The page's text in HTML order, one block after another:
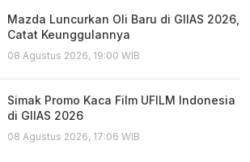
Mazda Luncurkan Oli Baru di GIIAS 2026,
Catat Keunggulannya
08 Agustus 2026, 19:00 WIB
Simak Promo Kaca Film UFILM Indonesia
di GIIAS 2026
08 Agustus 2026, 17:06 WIB